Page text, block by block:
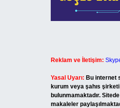
Reklam ve İletişim:
Yasal Uyarı: Bu internet
kurum veya şahıs
bulunmamaktadır. Sitede
makaleler